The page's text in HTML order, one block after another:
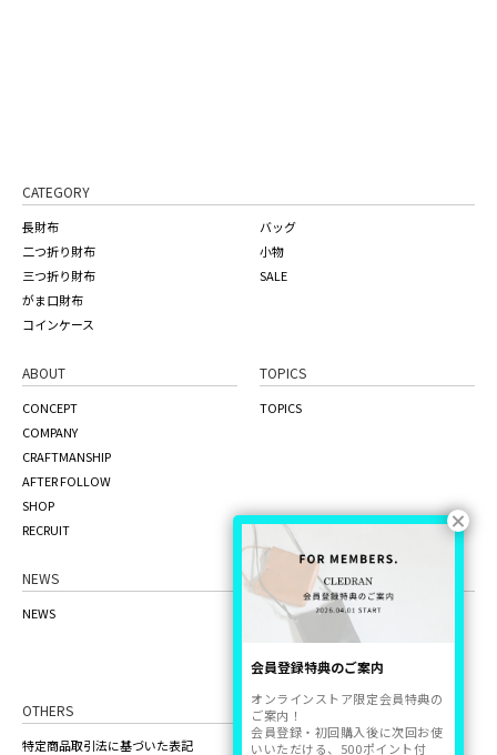
CATEGORY
長財布
二つ折り財布
三つ折り財布
がま口財布
コインケース
バッグ
小物
SALE
ABOUT
CONCEPT
COMPANY
CRAFTMANSHIP
AFTER FOLLOW
SHOP
RECRUIT
TOPICS
TOPICS
NEWS
NEWS
ONLINE STORE
the craft factory
品質管理について
ご利用ガイド
OTHERS
特定商品取引法に基づいた表記
会員登録特典のご案内
オンラインストア限定会員特典の
ご案内！
会員登録・初回購入後に次回お使
いいただける、500ポイント付